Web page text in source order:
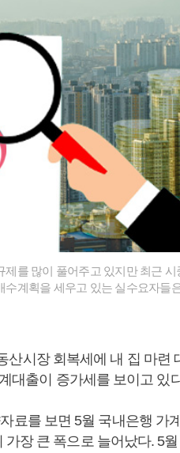
를 많이 풀어주고 있지만 최근
수계획을 세우고 있는 실수요자들
산시장 회복세에 내 집 마련
대출이 증가세를 보이고 있
료를 보면 5월 국내은행 가
장 큰 폭으로 늘어났다. 5